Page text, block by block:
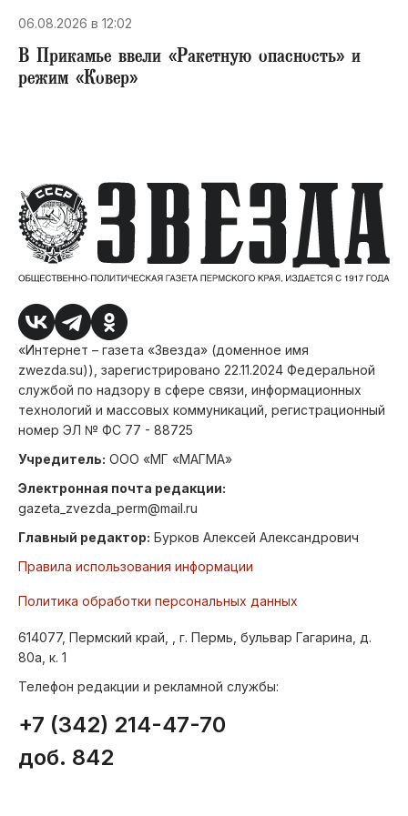
06.08.2026 в 12:02
В Прикамье ввели «Ракетную опасность» и
режим «Ковер»
«Интернет – газета «Звезда» (доменное имя
zwezda.su)), зарегистрировано 22.11.2024 Федеральной
службой по надзору в сфере связи, информационных
технологий и массовых коммуникаций, регистрационный
номер ЭЛ № ФС 77 - 88725
Учредитель: ООО «МГ «МАГМА»
Электронная почта редакции:
gazeta_zvezda_perm@mail.ru
Главный редактор: Бурков Алексей Александрович
Правила использования информации
Политика обработки персональных данных
614077, Пермский край, , г. Пермь, бульвар Гагарина, д.
80а, к. 1
Телефон редакции и рекламной службы:
+7 (342) 214-47-70
доб. 842